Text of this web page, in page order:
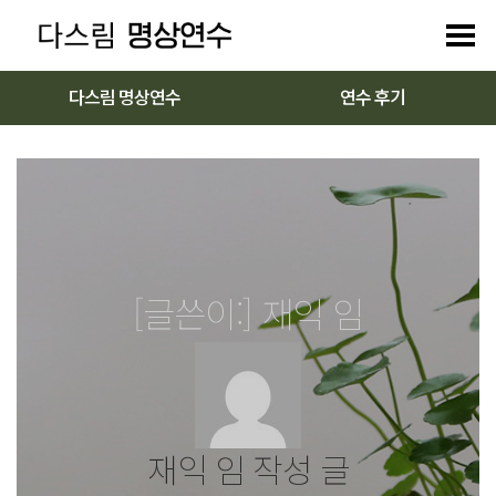
다스림 명상연수 연수 후기
[글쓴이:]재익 임
재익 임 작성 글